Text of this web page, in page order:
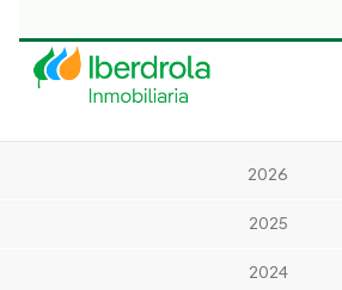
2026
2025
2024